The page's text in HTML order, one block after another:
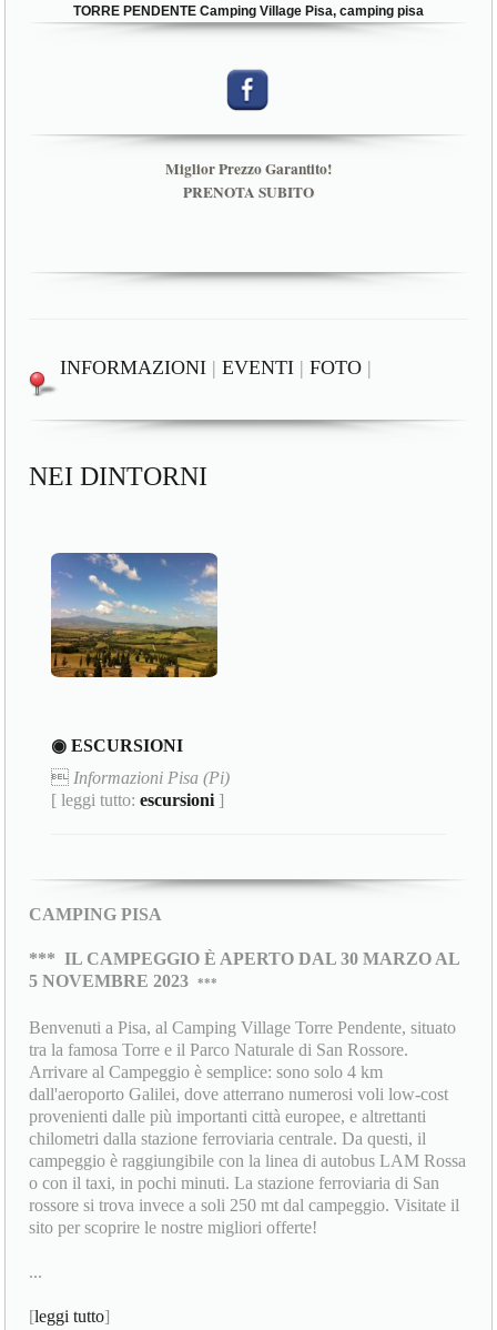
TORRE PENDENTE Camping Village Pisa, camping pisa
Miglior Prezzo Garantito!
PRENOTA SUBITO
INFORMAZIONI |EVENTI |FOTO |
NEI DINTORNI
◉ ESCURSIONI
 Informazioni Pisa (Pi)
[ leggi tutto:escursioni ]
CAMPING PISA
*** IL CAMPEGGIO È APERTO DAL 30 MARZO AL
5 NOVEMBRE 2023
***
Benvenuti a Pisa, al Camping Village Torre Pendente, situato
tra la famosa Torre e il Parco Naturale di San Rossore.
Arrivare al Campeggio è semplice: sono solo 4 km
dall'aeroporto Galilei, dove atterrano numerosi voli low-cost
provenienti dalle più importanti città europee, e altrettanti
chilometri dalla stazione ferroviaria centrale. Da questi, il
campeggio è raggiungibile con la linea di autobus LAM Rossa
o con il taxi, in pochi minuti. La stazione ferroviaria di San
rossore si trova invece a soli 250 mt dal campeggio. Visitate il
sito per scoprire le nostre migliori offerte!
...
[leggi tutto]